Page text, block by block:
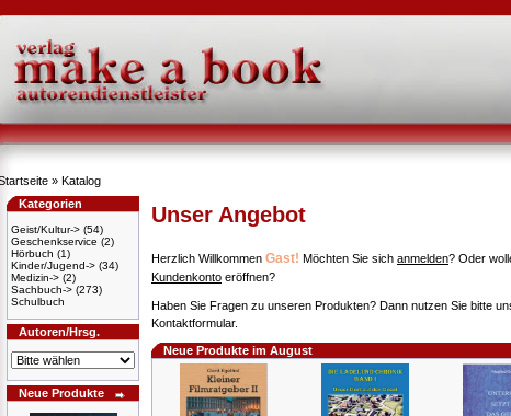
» Katalog
Kategorien
Geist/Kultur-> (54)
Geschenkservice (2)
Hörbuch (1)
Kinder/Jugend-> (34)
Medizin-> (2)
Sachbuch-> (273)
Schulbuch
Autoren/Hrsg.
Neue Produkte
Unser Angebot
Herzlich Willkommen Gast! Möchten Sie sich anmelden? Oder
Kundenkonto eröffnen?
Haben Sie Fragen zu unseren Produkten? Dann nutzen Sie bitte
Kontaktformular.
Neue Produkte im August